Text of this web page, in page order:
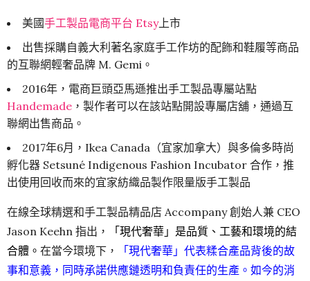
美國手工製品電商平台 Etsy上市
出售採購自義大利著名家庭手工作坊的配飾和鞋履等商品
的互聯網輕奢品牌 M. Gemi。
2016年，電商巨頭亞馬遜推出手工製品專屬站點
Handemade ，製作者可以在該站點開設專屬店舖，通過互
聯網出售商品。
2017年6月，Ikea Canada（宜家加拿大）與多倫多時尚
孵化器 Setsuné Indigenous Fashion Incubator 合作，推
出使用回收而來的宜家紡織品製作限量版手工製品
在線全球精選和手工製品精品店 Accompany 創始人兼 CEO
Jason Keehn 指出，
「現代奢華」是品質、工藝和環境的結
合體。 在當今環境下，
「現代奢華」代表糅合產品背後的故
事和意義，同時承諾供應鏈透明和負責任的生產。如今的消